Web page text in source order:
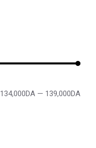
134,000DA— 139,000DA